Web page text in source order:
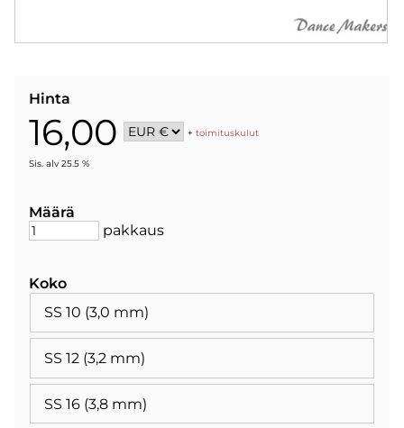
Hinta
16,00 +toimituskulut
Sis. alv 25.5 %
Määrä
pakkaus
Koko
SS 10 (3,0 mm)
SS 12 (3,2 mm)
SS 16 (3,8 mm)